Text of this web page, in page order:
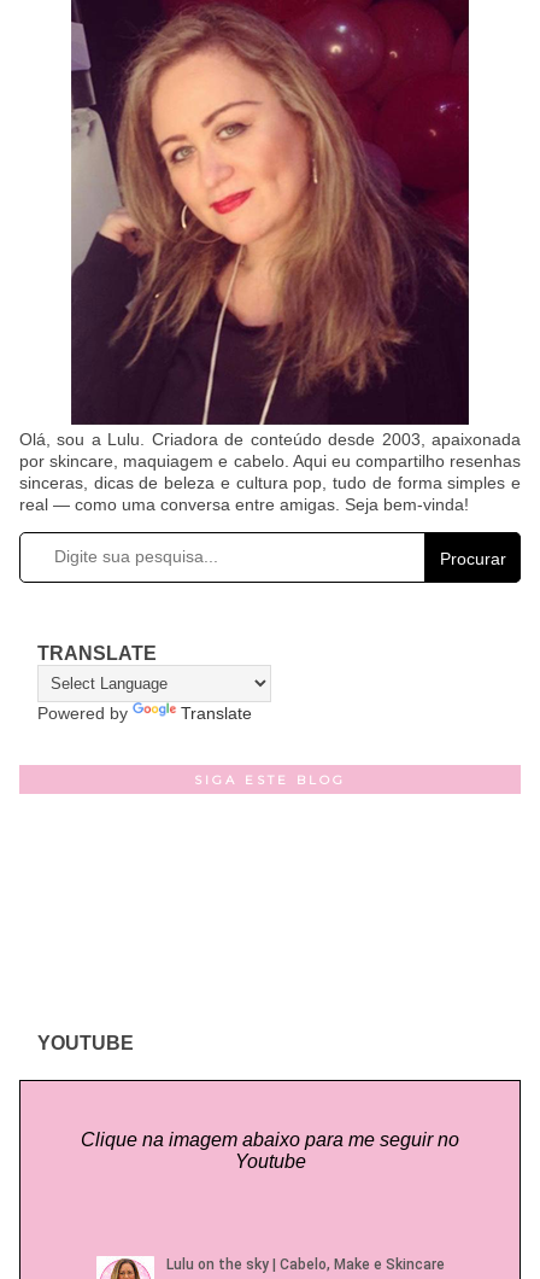
Olá, sou a Lulu. Criadora de conteúdo desde 2003, apaixonada
por skincare, maquiagem e cabelo. Aqui eu compartilho resenhas
sinceras, dicas de beleza e cultura pop, tudo de forma simples e
real — como uma conversa entre amigas. Seja bem-vinda!
Procurar
TRANSLATE
Powered by Translate
SIGA ESTE BLOG
YOUTUBE
Clique na imagem abaixo para me seguir no
Youtube